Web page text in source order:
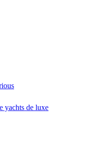
yachts de luxe